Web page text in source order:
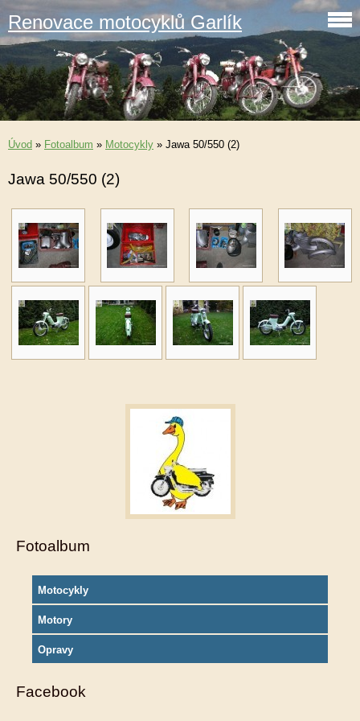
Renovace motocyklů Garlík
Úvod » Fotoalbum » Motocykly » Jawa 50/550 (2)
Jawa 50/550 (2)
Fotoalbum
Motocykly
Motory
Opravy
Facebook